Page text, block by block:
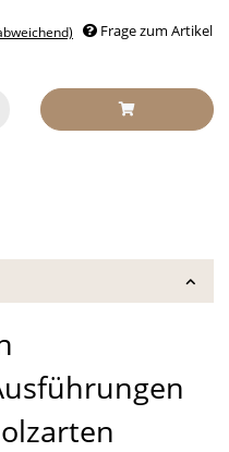
Frage zum Artikel